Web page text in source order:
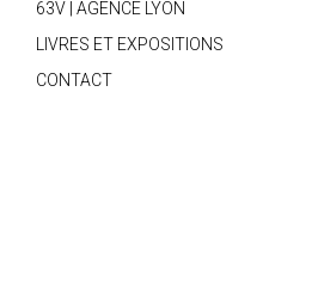
63V | AGENCE LYON
LIVRES ET EXPOSITIONS
CONTACT